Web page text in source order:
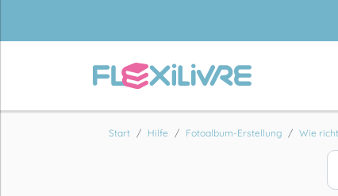
Start Hilfe Fotoalbum-Erstellung Wie